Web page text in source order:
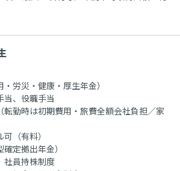
労災・健康・厚生年金）
当、役職手当
転勤時は初期費用・旅費全額会社負担／家
（有料）
定拠出年金）
社員持株制度